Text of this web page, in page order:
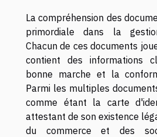
La compréhension des
primordiale dans la
Chacun de ces documents
contient des informations
bonne marche et la
Parmi les multiples
comme étant la carte
attestant de son existence
du commerce et des